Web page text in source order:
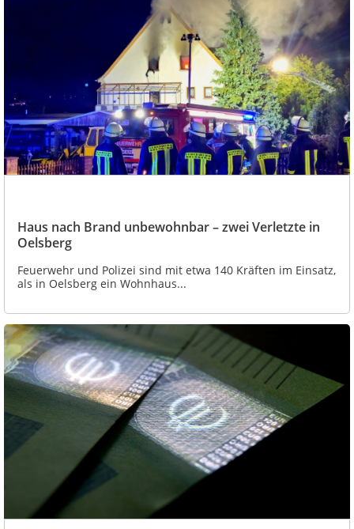
Haus nach Brand unbewohnbar – zwei Verletzte in
Oelsberg
Feuerwehr und Polizei sind mit etwa 140 Kräften im Einsatz,
als in Oelsberg ein Wohnhaus...